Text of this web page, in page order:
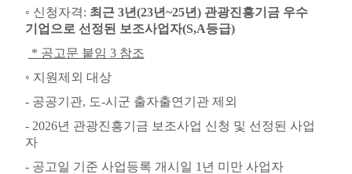
◦ 신청자격: 최근 3년(23년~25년) 관광진흥기금 우수
기업으로 선정된 보조사업자(S,A등급)
* 공고문 붙임 3 참조
◦ 지원제외 대상
- 공공기관, 도-시군 출자출연기관 제외
- 2026년 관광진흥기금 보조사업 신청 및 선정된 사업
자
- 공고일 기준 사업등록 개시일 1 년 미만 사업자